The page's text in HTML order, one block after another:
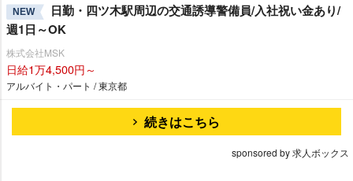
NEW
日勤・四ツ木駅周辺の交通誘導警備員/入社祝い金あり/
週1日～OK
株式会社MSK
日給1万4,500円～
アルバイト・パート / 東京都
続きはこちら
sponsored by 求人ボックス